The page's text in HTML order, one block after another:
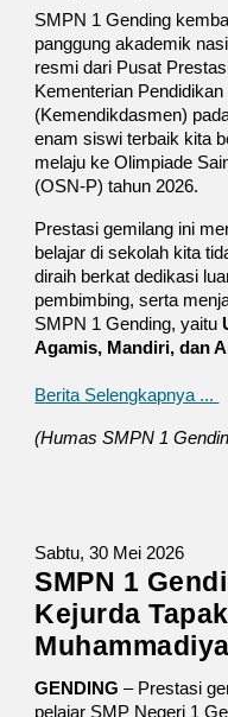
SMPN 1 Gending
panggung akademik
resmi dari Pusat
Kementerian
(Kemendikdasmen)
enam siswi terbaik kita
melaju ke Olimpiade
(OSN-P) tahun 2026.
Prestasi gemilang ini
belajar di sekolah kita
diraih berkat dedikasi
pembimbing, serta
SMPN 1 Gending, yaitu
Agamis, Mandiri, dan
Berita Selengkapnya ...
(Humas SMPN 1
Sabtu, 30 Mei 2026
SMPN 1
Kejurda
GENDING – Prestasi
pelajar SMP Negeri 1